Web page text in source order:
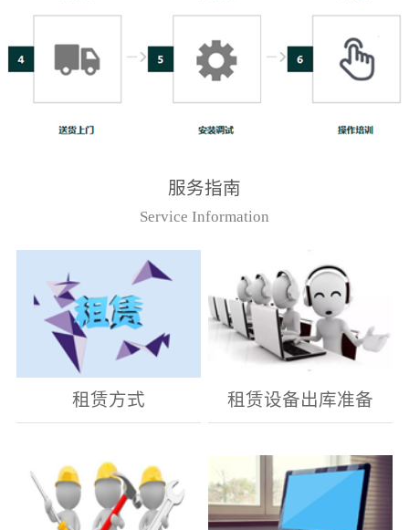
服务指南
Service Information
租赁方式 租赁设备出库准备